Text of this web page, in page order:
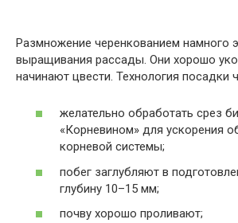
Размножение черенкованием намного
выращивания рассады. Они хорошо
начинают цвести. Технология посадки
желательно обработать срез
«Корневином» для ускорения
корневой системы;
побег заглубляют в
глубину 10–15 мм;
почву хорошо проливают;